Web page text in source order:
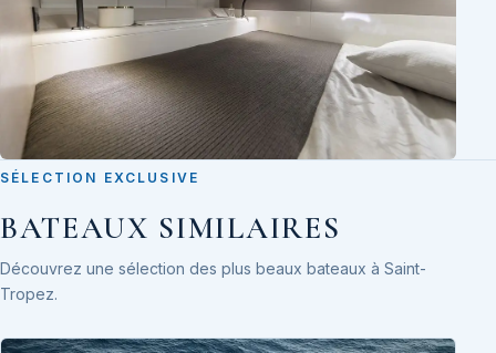
SÉLECTION EXCLUSIVE
BATEAUX SIMILAIRES
Découvrez une sélection des plus beaux bateaux à Saint-
Tropez.